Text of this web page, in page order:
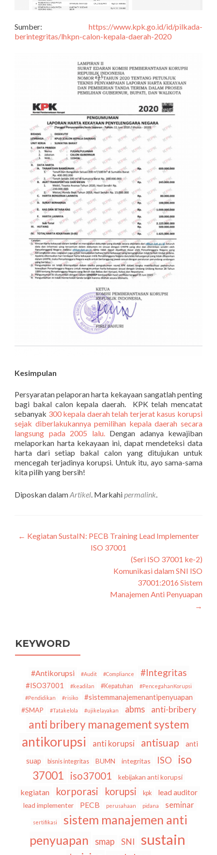
Sumber: https://www.kpk.go.id/id/pilkada-
berintegritas/lhkpn-calon-kepala-daerah-2020
Kesimpulan
Persyaratan pelaporan harta kekayaan sangatlah penting
bagi bakal calon kepala daerah. KPK telah mencatat
sebanyak 300 kepala daerah telah terjerat kasus korupsi
sejak diberlakukannya pemilihan kepala daerah secara
langsung pada 2005 lalu.Dengan adanya kewajiban
melaporkan harta kekayaan ini, dapat mendeteksi data
harta dari setiap bakal calon yang ditujukan untuk
mencegah terjadinya korupsi. Untuk itu, ayo sama-sama
kita pilih yang bersih!
Diposkan dalamArtikel. Markahipermalink.
Navigasi
← Kegiatan SustaIN: PECB Training Lead Implementer
ISO 37001
(Seri ISO 37001 ke-2)
Komunikasi dalam SNI ISO
37001:2016 Sistem
Manajemen Anti Penyuapan
→
KEYWORD
#Antikorupsi #Audit #Compliance #Integritas
#ISO37001 #keadilan #Kepatuhan
#PencegahanKorupsi
#Pendidikan
#risiko #sistemmanajemenantipenyuapan
#SMAP #Tatakelola #ujikelayakan abms anti-bribery
anti bribery management system
antikorupsi anti korupsi antisuap
anti
suap
bisnis integritas BUMN integritas ISO
iso
37001
iso37001 kebijakan anti korupsi
kegiatan korporasi korupsi kpk lead auditor
lead implementer PECB perusahaan pidana seminar
sertifikasi
sistem manajemen anti
penyuapan
smap SNI sustain